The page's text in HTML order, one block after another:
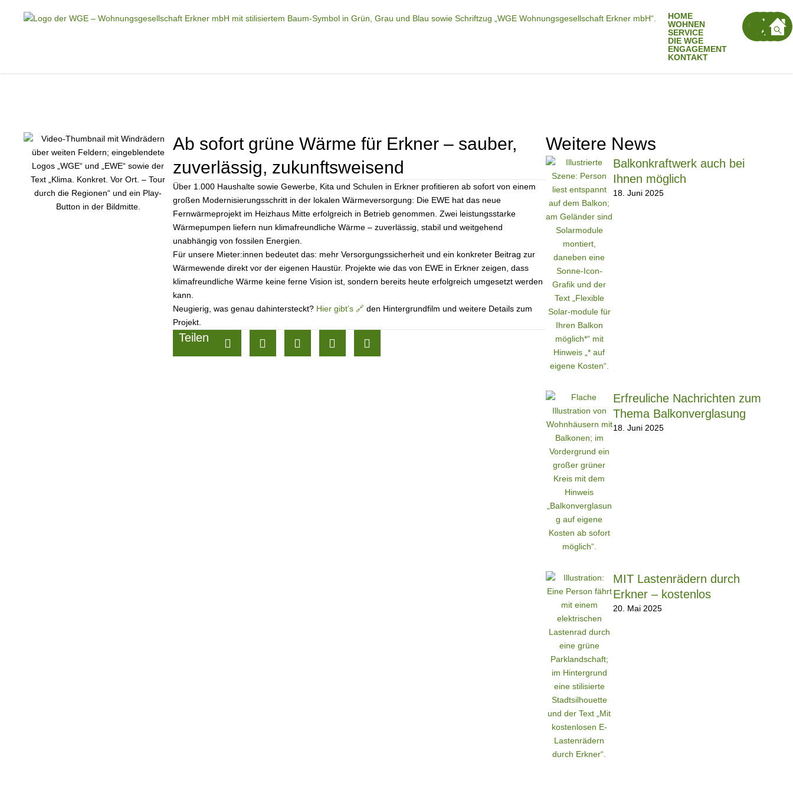
HOME
WOHNEN
SERVICE
DIE WGE
ENGAGEMENT
KONTAKT
Ab sofort grüne Wärme für Erkner – sauber,
zuverlässig, zukunftsweisend
Über 1.000 Haushalte sowie Gewerbe, Kita und Schulen in Erkner profitieren ab sofort von einem
großen Modernisierungsschritt in der lokalen Wärmeversorgung: Die EWE hat das neue
Fernwärmeprojekt im Heizhaus Mitte erfolgreich in Betrieb genommen. Zwei leistungsstarke
Wärmepumpen liefern nun klimafreundliche Wärme – zuverlässig, stabil und weitgehend
unabhängig von fossilen Energien.
Für unsere Mieter:innen bedeutet das: mehr Versorgungssicherheit und ein konkreter Beitrag zur
Wärmewende direkt vor der eigenen Haustür. Projekte wie das von EWE in Erkner zeigen, dass
klimafreundliche Wärme keine ferne Vision ist, sondern bereits heute erfolgreich umgesetzt werden
kann.
Neugierig, was genau dahintersteckt? Hier gibt’s 🔗den Hintergrundfilm und weitere Details zum
Projekt.
Teilen
Weitere News
Balkonkraftwerk auch bei
Ihnen möglich
18. Juni 2025
Erfreuliche Nachrichten zum
Thema Balkonverglasung
18. Juni 2025
MIT Lastenrädern durch
Erkner – kostenlos
20. Mai 2025